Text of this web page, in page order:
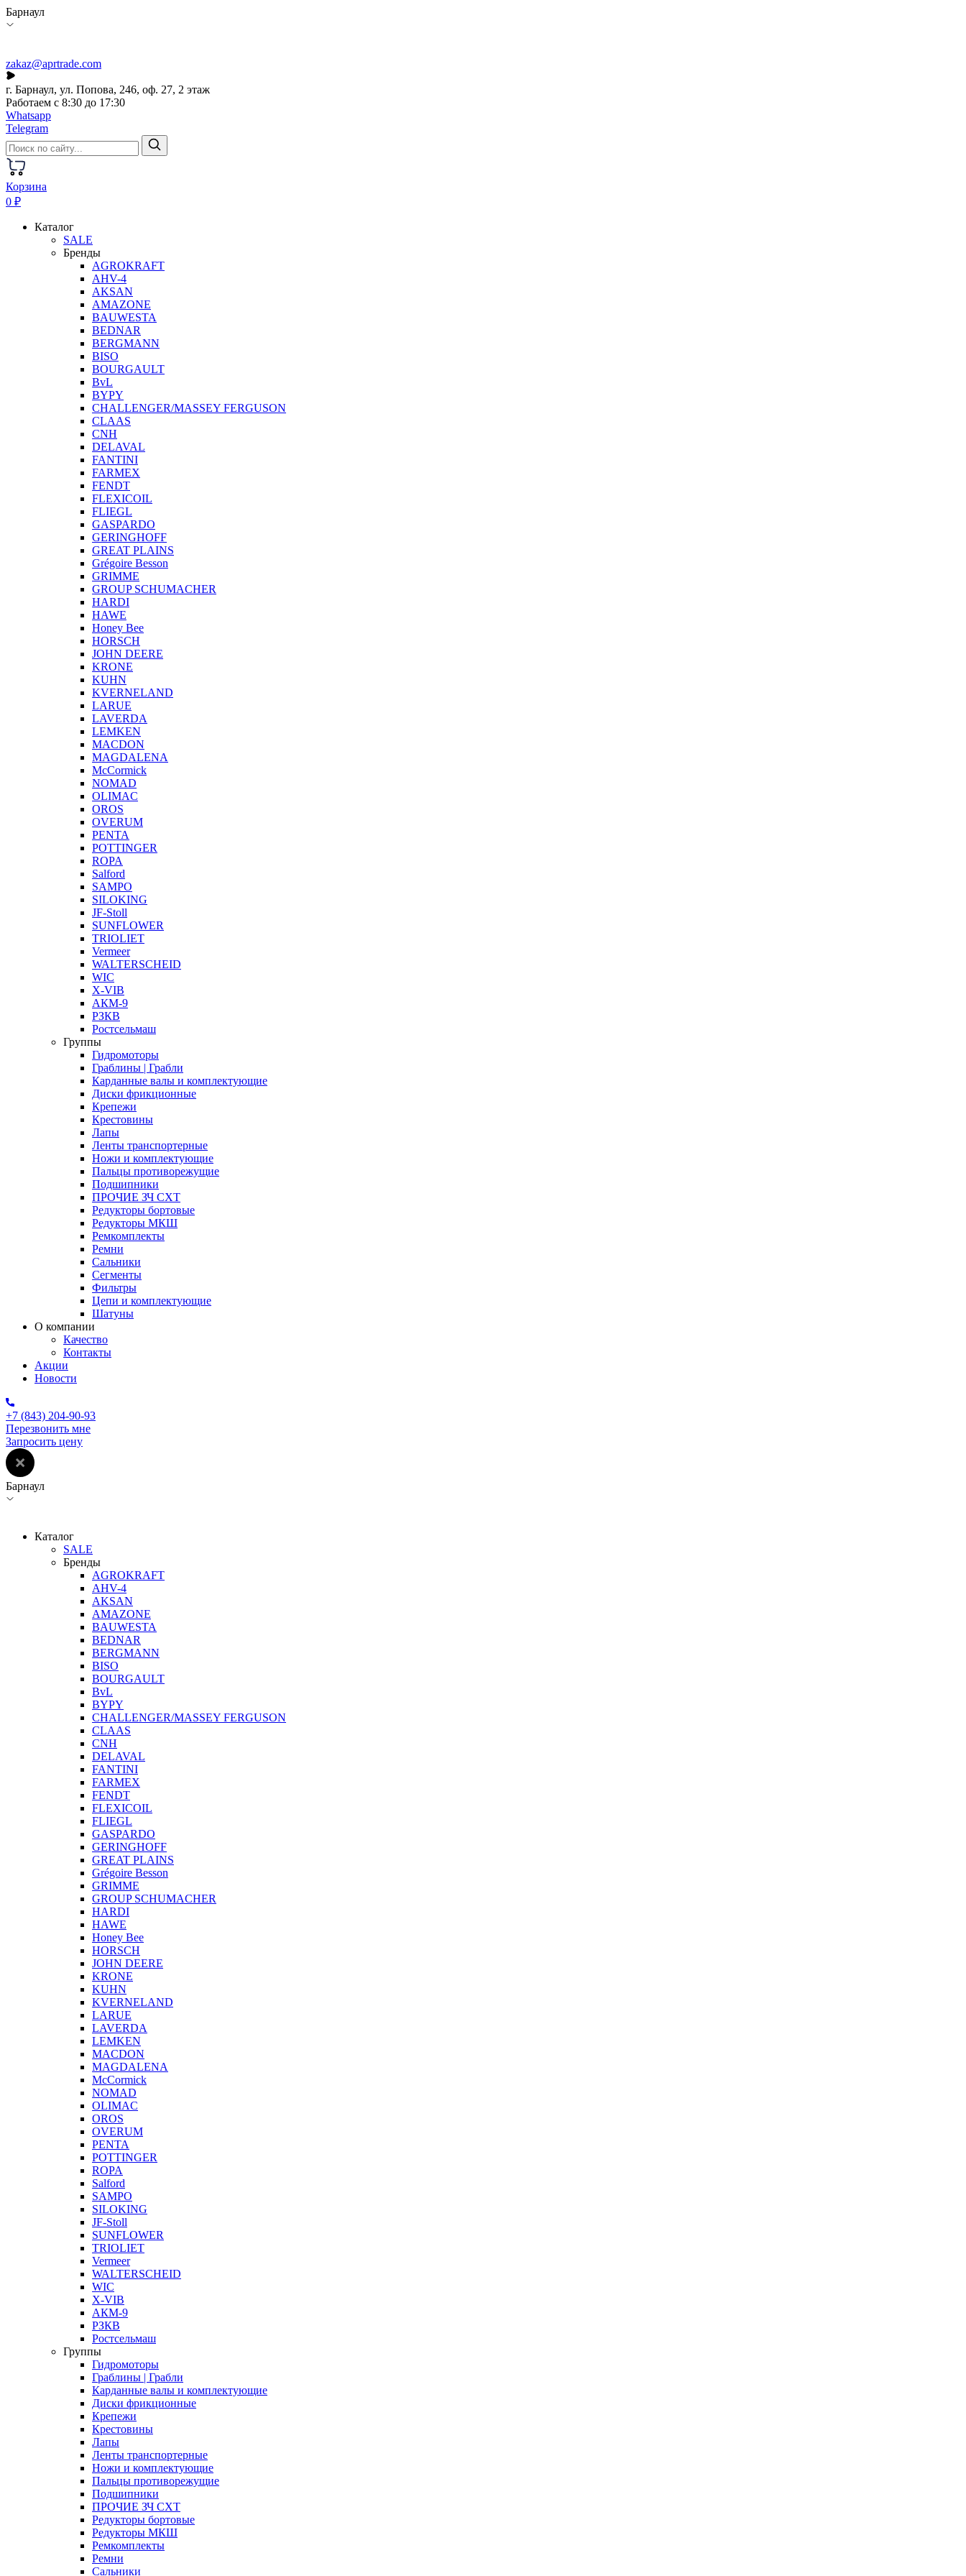
Барнаул
zakaz@aprtrade.com
г. Барнаул, ул. Попова, 246, оф. 27, 2 этаж
Работаем с 8:30 до 17:30
Whatsapp
Telegram
Корзина
0 ₽
Каталог
SALE
Бренды
AGROKRAFT
AHV-4
AKSAN
AMAZONE
BAUWESTA
BEDNAR
BERGMANN
BISO
BOURGAULT
BvL
BYPY
CHALLENGER/MASSEY FERGUSON
CLAAS
CNH
DELAVAL
FANTINI
FARMEX
FENDT
FLEXICOIL
FLIEGL
GASPARDO
GERINGHOFF
GREAT PLAINS
Grégoire Besson
GRIMME
GROUP SCHUMACHER
HARDI
HAWE
Honey Bee
HORSCH
JOHN DEERE
KRONE
KUHN
KVERNELAND
LARUE
LAVERDA
LEMKEN
MACDON
MAGDALENA
McCormick
NOMAD
OLIMAC
OROS
OVERUM
PENTA
POTTINGER
ROPA
Salford
SAMPO
SILOKING
JF-Stoll
SUNFLOWER
TRIOLIET
Vermeer
WALTERSCHEID
WIC
X-VIB
АКМ-9
РЗКВ
Ростсельмаш
Группы
Гидромоторы
Граблины | Грабли
Карданные валы и комплектующие
Диски фрикционные
Крепежи
Крестовины
Лапы
Ленты транспортерные
Ножи и комплектующие
Пальцы противорежущие
Подшипники
ПРОЧИЕ ЗЧ СХТ
Редукторы бортовые
Редукторы МКШ
Ремкомплекты
Ремни
Сальники
Сегменты
Фильтры
Цепи и комплектующие
Шатуны
О компании
Качество
Контакты
Акции
Новости
+7 (843) 204-90-93
Перезвонить мне
Запросить цену
Барнаул
Каталог
SALE
Бренды
AGROKRAFT
AHV-4
AKSAN
AMAZONE
BAUWESTA
BEDNAR
BERGMANN
BISO
BOURGAULT
BvL
BYPY
CHALLENGER/MASSEY FERGUSON
CLAAS
CNH
DELAVAL
FANTINI
FARMEX
FENDT
FLEXICOIL
FLIEGL
GASPARDO
GERINGHOFF
GREAT PLAINS
Grégoire Besson
GRIMME
GROUP SCHUMACHER
HARDI
HAWE
Honey Bee
HORSCH
JOHN DEERE
KRONE
KUHN
KVERNELAND
LARUE
LAVERDA
LEMKEN
MACDON
MAGDALENA
McCormick
NOMAD
OLIMAC
OROS
OVERUM
PENTA
POTTINGER
ROPA
Salford
SAMPO
SILOKING
JF-Stoll
SUNFLOWER
TRIOLIET
Vermeer
WALTERSCHEID
WIC
X-VIB
АКМ-9
РЗКВ
Ростсельмаш
Группы
Гидромоторы
Граблины | Грабли
Карданные валы и комплектующие
Диски фрикционные
Крепежи
Крестовины
Лапы
Ленты транспортерные
Ножи и комплектующие
Пальцы противорежущие
Подшипники
ПРОЧИЕ ЗЧ СХТ
Редукторы бортовые
Редукторы МКШ
Ремкомплекты
Ремни
Сальники